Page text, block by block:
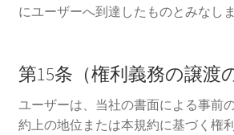
にユーザーへ到達したものとみなしま
第15条（権利義務の譲渡
ユーザーは、当社の書面による事前
約上の地位または本規約に基づく権